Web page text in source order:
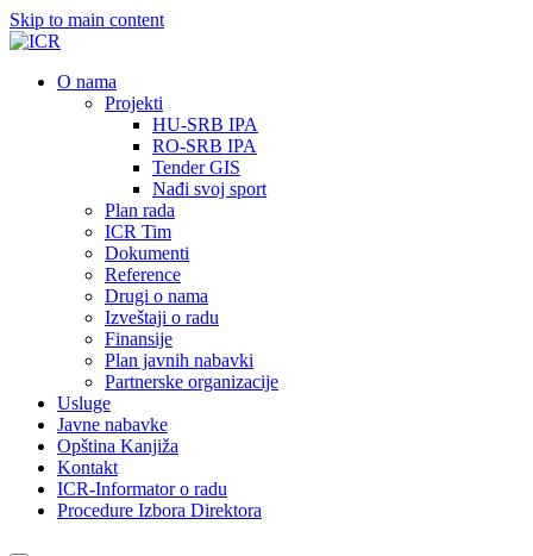
Skip to main content
О nama
Projekti
HU-SRB IPA
RO-SRB IPA
Tender GIS
Nađi svoj sport
Plan rada
ICR Tim
Dokumenti
Reference
Drugi o nama
Izveštaji o radu
Finansije
Plan javnih nabavki
Partnerske organizacije
Usluge
Javne nabavke
Opština Kanjiža
Kontakt
ICR-Informator o radu
Procedure Izbora Direktora